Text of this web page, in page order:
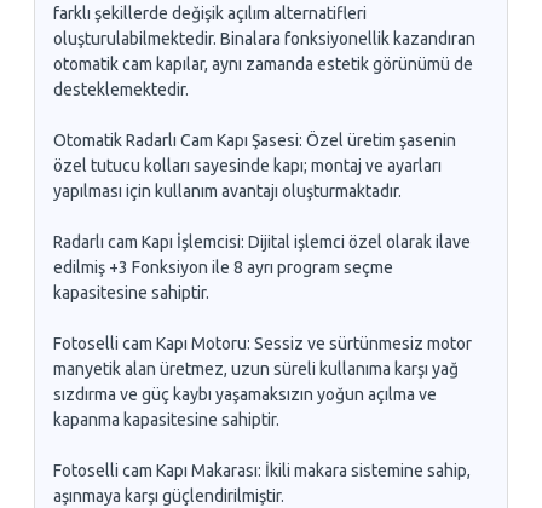
farklı şekillerde değişik açılım alternatifleri
oluşturulabilmektedir. Binalara fonksiyonellik kazandıran
otomatik cam kapılar, aynı zamanda estetik görünümü de
desteklemektedir.
Otomatik Radarlı Cam Kapı Şasesi: Özel üretim şasenin
özel tutucu kolları sayesinde kapı; montaj ve ayarları
yapılması için kullanım avantajı oluşturmaktadır.
Radarlı cam Kapı İşlemcisi: Dijital işlemci özel olarak ilave
edilmiş +3 Fonksiyon ile 8 ayrı program seçme
kapasitesine sahiptir.
Fotoselli cam Kapı Motoru: Sessiz ve sürtünmesiz motor
manyetik alan üretmez, uzun süreli kullanıma karşı yağ
sızdırma ve güç kaybı yaşamaksızın yoğun açılma ve
kapanma kapasitesine sahiptir.
Fotoselli cam Kapı Makarası: İkili makara sistemine sahip,
aşınmaya karşı güçlendirilmiştir.